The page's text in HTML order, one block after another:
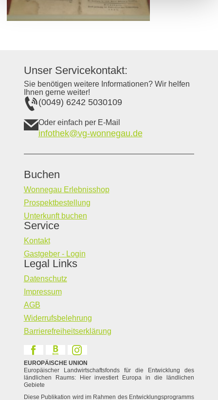
Unser Servicekontakt:
Sie benötigen weitere Informationen? Wir helfen
Ihnen gerne weiter!
(0049) 6242 5030109
Oder einfach per E-Mail
infothek@vg-wonnegau.de
Buchen
Wonnegau Erlebnisshop
Prospektbestellung
Unterkunft buchen
Service
Kontakt
Gastgeber - Login
Legal Links
Datenschutz
Impressum
AGB
Widerrufsbelehrung
Barrierefreiheitserklärung
EUROPÄISCHE UNION
Europäischer Landwirtschaftsfonds für die Entwicklung des
ländlichen Raums: Hier investiert Europa in die ländlichen
Gebiete
Diese Publikation wird im Rahmen des Entwicklungsprogramms